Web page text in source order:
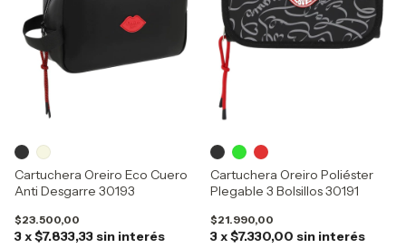
Cartuchera Oreiro Eco Cuero
Anti Desgarre 30193
$23.500,00
3x$7.833,33 sin interés
Cartuchera Oreiro Poliéster
Plegable 3 Bolsillos 30191
$21.990,00
3x$7.330,00 sin interés